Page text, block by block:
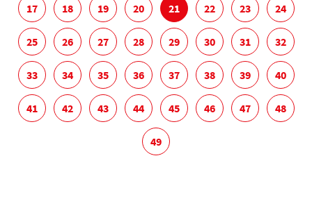
17 18 19 20 21 22 23 24
25 26 27 28 29 30 31 32
33 34 35 36 37 38 39 40
41 42 43 44 45 46 47 48
49